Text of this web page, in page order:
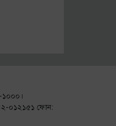
১০০০।
০১২১৫১ ফোন: